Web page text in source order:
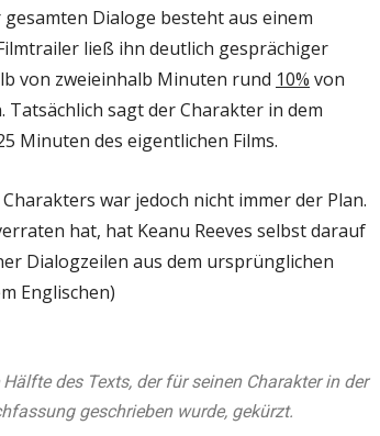
Dialoge besteht aus einem
ließ ihn deutlich gesprächiger
von zweieinhalb Minuten rund 10% von
Tatsächlich sagt der Charakter in dem
Minuten des eigentlichen Films.
war jedoch nicht immer der Plan.
hat, hat Keanu Reeves selbst darauf
Dialogzeilen aus dem ursprünglichen
Englischen)
des Texts, der für seinen Charakter in der
geschrieben wurde, gekürzt.